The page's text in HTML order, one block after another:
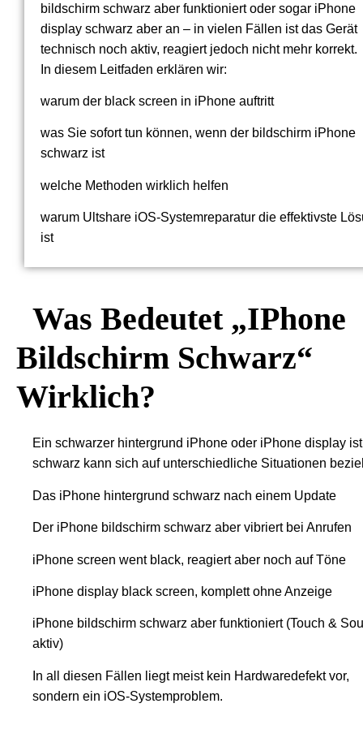
bildschirm schwarz aber funktioniert oder sogar iPhone
display schwarz aber an – in vielen Fällen ist das Gerät
technisch noch aktiv, reagiert jedoch nicht mehr korrekt.
In diesem Leitfaden erklären wir:
warum der black screen in iPhone auftritt
was Sie sofort tun können, wenn der bildschirm iPhone
schwarz ist
welche Methoden wirklich helfen
warum Ultshare iOS-Systemreparatur die effektivste
ist
Was Bedeutet „iPhone
Bildschirm Schwarz“
Wirklich?
Ein schwarzer hintergrund iPhone oder iPhone display ist
schwarz kann sich auf unterschiedliche Situationen
Das iPhone hintergrund schwarz nach einem Update
Der iPhone bildschirm schwarz aber vibriert bei Anrufen
iPhone screen went black, reagiert aber noch auf Töne
iPhone display black screen, komplett ohne Anzeige
iPhone bildschirm schwarz aber funktioniert (Touch &
aktiv)
In all diesen Fällen liegt meist kein Hardwaredefekt vor,
sondern ein iOS-Systemproblem.